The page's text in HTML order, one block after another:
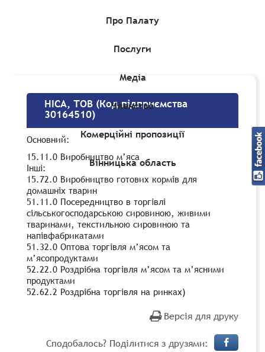
Про Палату
Послуги
Медіа
Членство
Комерційні пропозиції
Вінницька область
Члени Вінницької ТПП
НІСА, ТОВ (Код підприємства
30164510)
Основний:
15.11.0 Виробництво м’яса
Інші:
15.72.0 Виробництво готових кормів для
домашніх тварин
51.11.0 Посередництво в торгівлі
сільськогосподарською сировиною, живими
тваринами, текстильною сировиною та
напівфабрикатами
51.32.0 Оптова торгівля м’ясом та
м’ясопродуктами
52.22.0 Роздрібна торгівля м’ясом та м’ясними
продуктами
52.62.2 Роздрібна торгівля на ринках)
Версія для друку
Сподобалось? Поділитися з друзями: